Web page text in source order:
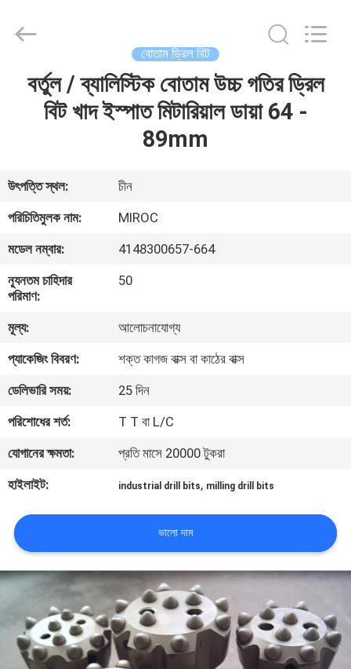
বাড়ি
আমাদের
সম্পর্কে
কারখানা
ভ্রমণ
মান
নিয়ন্ত্রণ
যোগাযোগ
করুন
উদ্ধৃতির
জন্য
আবেদন
সাইট
ম্যাপ
বোতাম ড্রিল বিট
বর্তুল / ব্যালিস্টিক বোতাম উচ্চ গতির ড্রিল
বিট খাদ ইস্পাত মিটারিয়াল ডায়া 64 -
89mm
উৎপত্তি স্থল:
চীন
পরিচিতিমুলক নাম:
MIROC
মডেল নম্বার:
4148300657-664
ন্যূনতম চাহিদার
পরিমাণ:
50
মূল্য:
আলোচনাযোগ্য
প্যাকেজিং বিবরণ:
শক্ত কাগজ বাক্স বা কাঠের বাক্স
ডেলিভারি সময়:
25 দিন
পরিশোধের শর্ত:
T T বা L/C
যোগানের ক্ষমতা:
প্রতি মাসে 20000 টুকরা
হাইলাইট:
industrial drill bits, milling drill bits
ভালো দাম